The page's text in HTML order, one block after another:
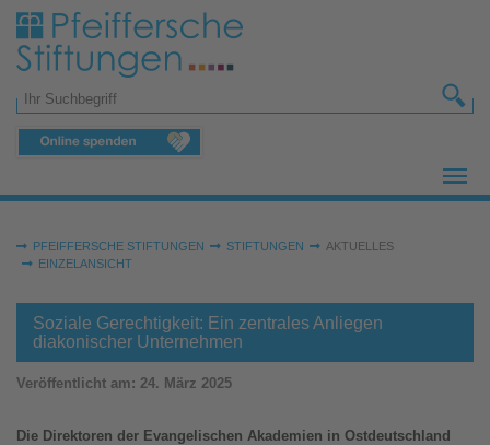
Zum Hauptinhalt springen
Suchformular
Sie sind hier:
PFEIFFERSCHE STIFTUNGEN STIFTUNGEN
AKTUELLES
EINZELANSICHT
Soziale Gerechtigkeit: Ein zentrales Anliegen
diakonischer Unternehmen
Veröffentlicht am: 24. März 2025
Die Direktoren der Evangelischen Akademien in Ostdeutschland